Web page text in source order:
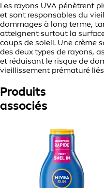
Les rayons UVA pénètrent
et sont responsables du
dommages à long terme,
atteignent surtout la
coups de soleil. Une crème
des deux types de rayons,
et réduisant le risque de
vieillissement prématuré
Produits
associés